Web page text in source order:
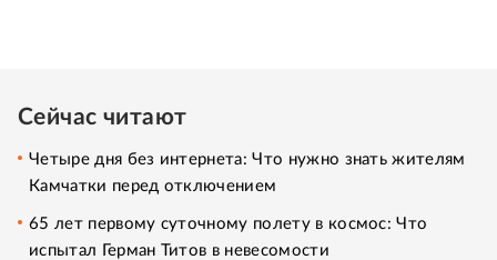
Сейчас читают
Четыре дня без интернета: Что нужно знать жителям
Камчатки перед отключением
65 лет первому суточному полету в космос: Что
испытал Герман Титов в невесомости